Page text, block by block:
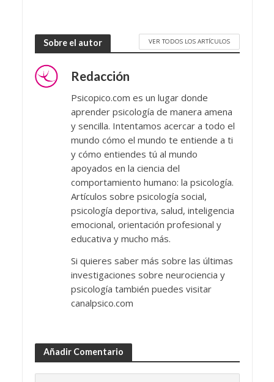
Sobre el autor VER TODOS LOS ARTÍCULOS
Redacción
Psicopico.com es un lugar donde
aprender psicología de manera amena
y sencilla. Intentamos acercar a todo el
mundo cómo el mundo te entiende a ti
y cómo entiendes tú al mundo
apoyados en la ciencia del
comportamiento humano: la psicología.
Artículos sobre psicología social,
psicología deportiva, salud, inteligencia
emocional, orientación profesional y
educativa y mucho más.
Si quieres saber más sobre las últimas
investigaciones sobre neurociencia y
psicología también puedes visitar
canalpsico.com
Añadir Comentario